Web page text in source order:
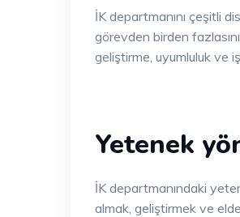
İK departmanını çeşitli
görevden birden
geliştirme, uyumluluk ve
Yetenek
İK departmanındaki
almak, geliştirmek ve